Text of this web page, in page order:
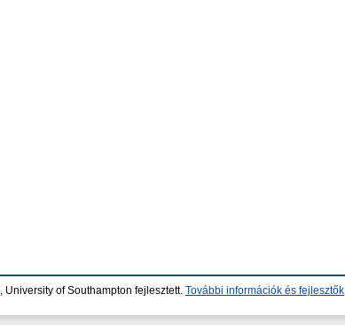
, University of Southampton fejlesztett. További információk és fejlesztők